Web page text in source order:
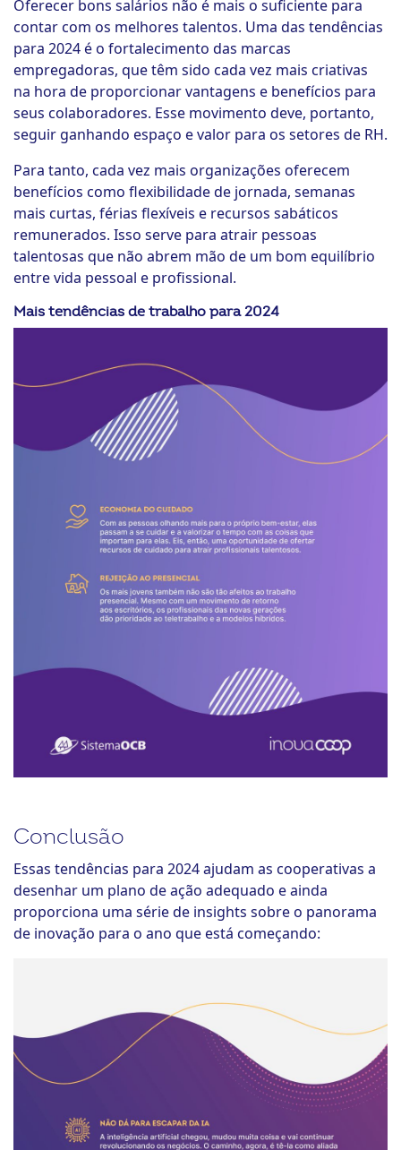
Oferecer bons salários não é mais o suficiente para
contar com os melhores talentos. Uma das tendências
para 2024 é o fortalecimento das marcas
empregadoras, que têm sido cada vez mais criativas
na hora de proporcionar vantagens e benefícios para
seus colaboradores. Esse movimento deve, portanto,
seguir ganhando espaço e valor para os setores de RH.
Para tanto, cada vez mais organizações oferecem
benefícios como flexibilidade de jornada, semanas
mais curtas, férias flexíveis e recursos sabáticos
remunerados. Isso serve para atrair pessoas
talentosas que não abrem mão de um bom equilíbrio
entre vida pessoal e profissional.
Mais tendências de trabalho para 2024
Conclusão
Essas tendências para 2024 ajudam as cooperativas a
desenhar um plano de ação adequado e ainda
proporciona uma série de insights sobre o panorama
de inovação para o ano que está começando: